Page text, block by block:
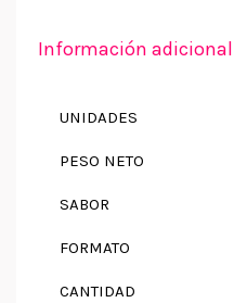
Información adicional
UNIDADES
PESO NETO
SABOR
FORMATO
CANTIDAD